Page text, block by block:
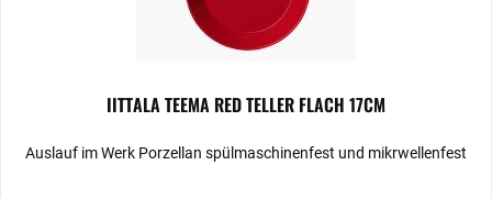
IITTALA TEEMA RED TELLER FLACH 17CM
Auslauf im Werk Porzellan spülmaschinenfest und mikrwellenfest